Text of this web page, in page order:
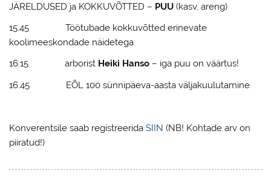
JÄRELDUSED ja KOKKUVÕTTED – PUU (kasv, areng)
15.45
Töötubade kokkuvõtted erinevate
koolimeeskondade näidetega
16.15 arborist Heiki Hanso – iga puu on väärtus!
16.45 EÕL 100 sünnipäeva-aasta väljakuulutamine
Konverentsile saab registreeridaSIIN (NB! Kohtade arv on
piiratud!)